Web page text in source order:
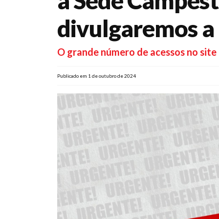
divulgaremos
O grande número de acessos no
Publicado em 1 de outubro de 2024